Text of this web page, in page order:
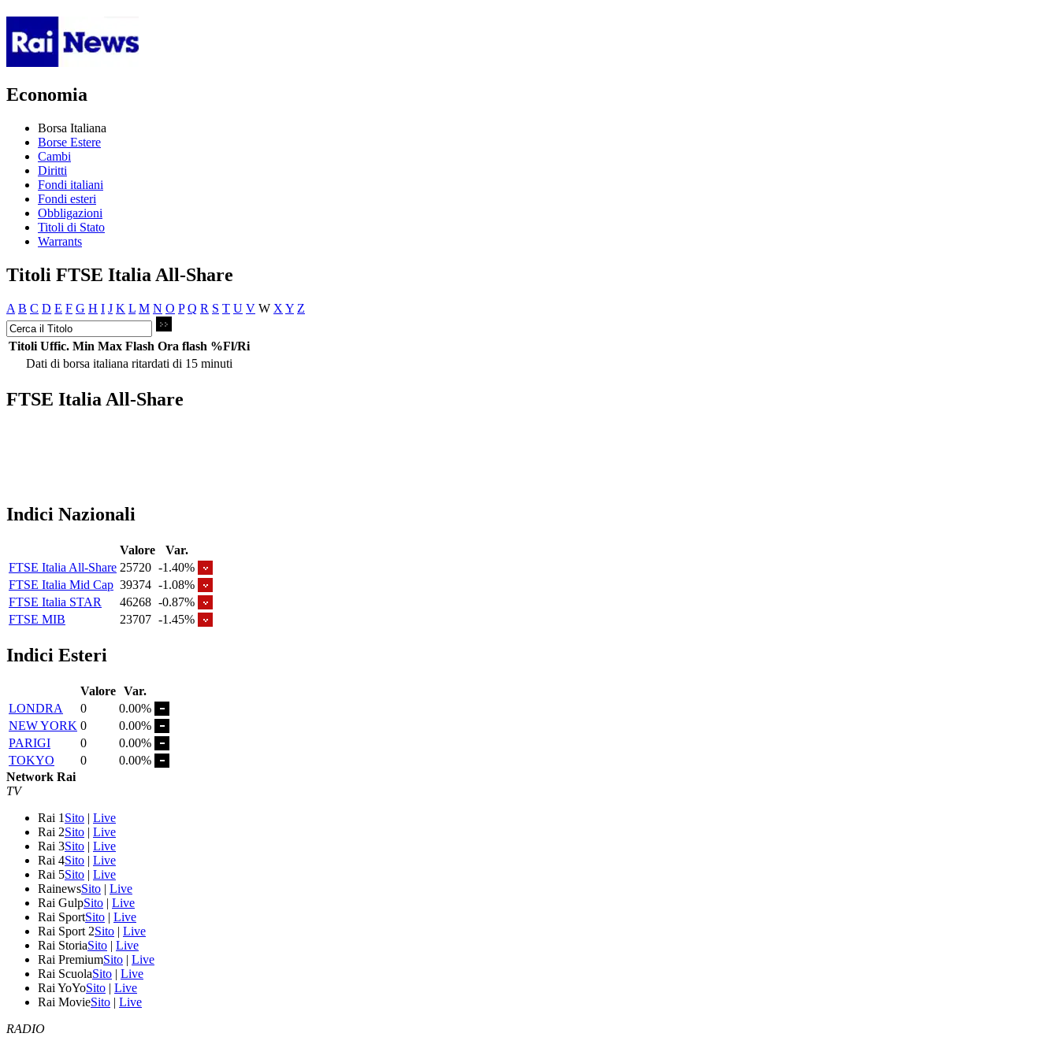
Economia
Borsa Italiana
Borse Estere
Cambi
Diritti
Fondi italiani
Fondi esteri
Obbligazioni
Titoli di Stato
Warrants
Titoli FTSE Italia All-Share
A B C D E F G H I J K L M N O P Q R S T U V W X Y Z
Titoli Uffic. Min Max Flash Ora flash %Fl/Ri
Dati di borsa italiana ritardati di 15 minuti
FTSE Italia All-Share
Indici Nazionali
Valore
Var.
FTSE Italia All-Share 25720 -1.40%
FTSE Italia Mid Cap 39374 -1.08%
FTSE Italia STAR
46268 -0.87%
FTSE MIB
23707 -1.45%
Indici Esteri
Valore Var.
LONDRA
0
0.00%
NEW YORK 0
0.00%
PARIGI
0
0.00%
TOKYO
0
0.00%
Network Rai
TV
Rai 1 Sito | Live
Rai 2Sito | Live
Rai 3Sito | Live
Rai 4Sito | Live
Rai 5Sito | Live
RainewsSito | Live
Rai GulpSito | Live
Rai SportSito | Live
Rai Sport 2Sito | Live
Rai StoriaSito | Live
Rai PremiumSito | Live
Rai ScuolaSito | Live
Rai YoYoSito | Live
Rai MovieSito | Live
RADIO